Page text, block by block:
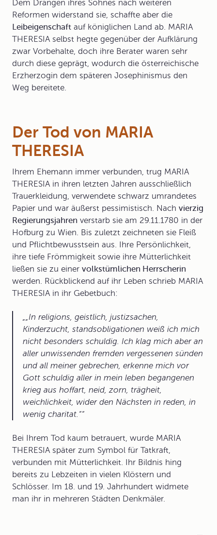
Dem Drängen ihres Sohnes nach weiteren
Reformen widerstand sie, schaffte aber die
Leibeigenschaft auf königlichen Land ab. MARIA
THERESIA selbst hegte gegenüber der Aufklärung
zwar Vorbehalte, doch ihre Berater waren sehr
durch diese geprägt, wodurch die österreichische
Erzherzogin dem späteren Josephinismus den
Weg bereitete.
Der Tod von MARIA
THERESIA
Ihrem Ehemann immer verbunden, trug MARIA
THERESIA in ihren letzten Jahren ausschließlich
Trauerkleidung, verwendete schwarz umrandetes
Papier und war äußerst pessimistisch. Nach vierzig
Regierungsjahren verstarb sie am 29.11.1780 in der
Hofburg zu Wien. Bis zuletzt zeichneten sie Fleiß
und Pflichtbewusstsein aus. Ihre Persönlichkeit,
ihre tiefe Frömmigkeit sowie ihre Mütterlichkeit
ließen sie zu einer volkstümlichen Herrscherin
werden. Rückblickend auf ihr Leben schrieb MARIA
THERESIA in ihr Gebetbuch:
„In religions, geistlich, justizsachen,
Kinderzucht, standsobligationen weiß ich mich
nicht besonders schuldig. Ich klag mich aber an
aller unwissenden fremden vergessenen sünden
und all meiner gebrechen, erkenne mich vor
Gott schuldig aller in mein leben begangenen
krieg aus hoffart, neid, zorn, trägheit,
weichlichkeit, wider den Nächsten in reden, in
wenig charitat.“
Bei Ihrem Tod kaum betrauert, wurde MARIA
THERESIA später zum Symbol für Tatkraft,
verbunden mit Mütterlichkeit. Ihr Bildnis hing
bereits zu Lebzeiten in vielen Klöstern und
Schlösser. Im 18. und 19. Jahrhundert widmete
man ihr in mehreren Städten Denkmäler.